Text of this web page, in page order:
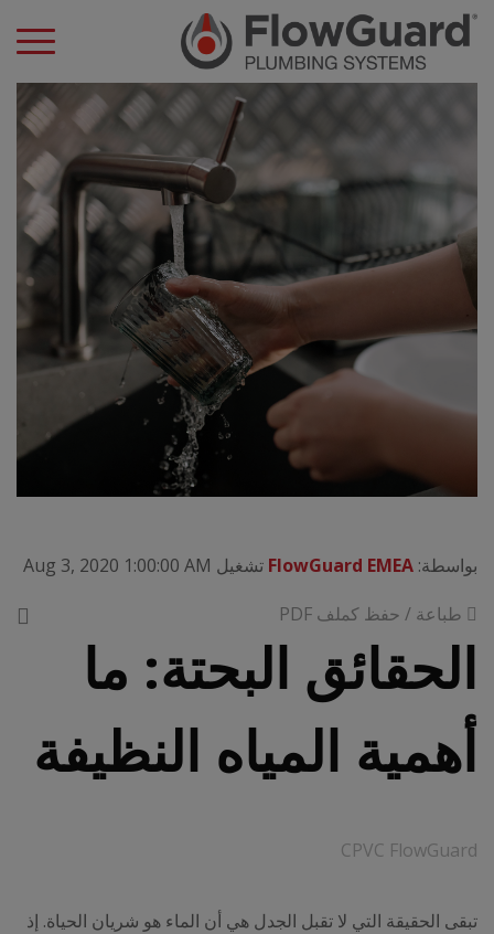
بواسطة: FlowGuard EMEA تشغيل Aug 3, 2020 1:00:00 AM
طباعة / حفظ كملف PDF
الحقائق البحتة: ما
أهمية المياه النظيفة
CPVC FlowGuard
تبقى الحقيقة التي لا تقبل الجدل هي أن الماء هو شريان الحياة. إذ